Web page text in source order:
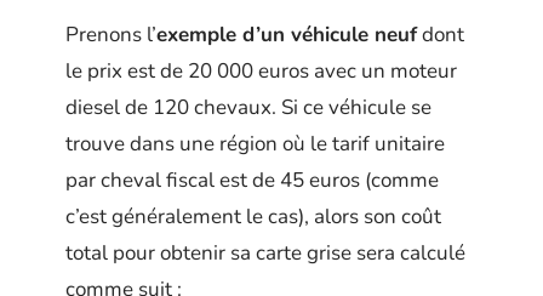
Prenons l’exemple d’un véhicule neufdont
le prix est de 20 000 euros avec un moteur
diesel de 120 chevaux. Si ce véhicule se
trouve dans une région où le tarif unitaire
par cheval fiscal est de 45 euros (comme
c’est généralement le cas), alors son coût
total pour obtenir sa carte grise sera calculé
comme suit :